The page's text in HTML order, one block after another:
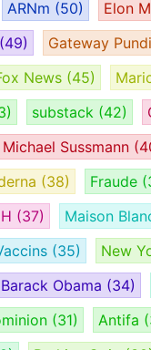
ARNm (50) Elon
(49) Gateway
News (45)
substack (42)
Michael Sussmann
(38) Fraude
(37) Maison
(35) New
Barack Obama (34)
(31) Antifa